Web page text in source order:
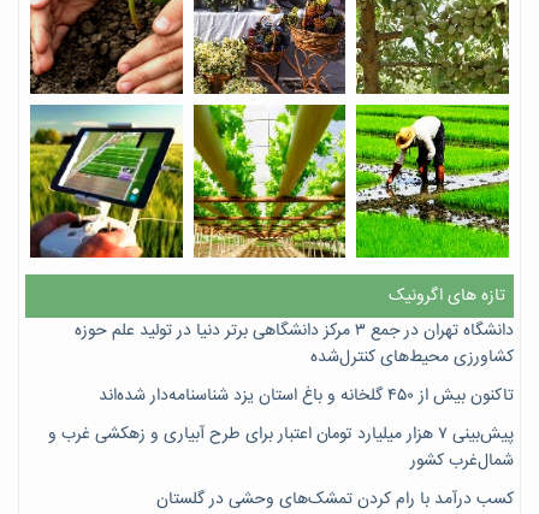
تازه های اگرونیک
دانشگاه تهران در جمع ۳ مرکز دانشگاهی برتر دنیا در تولید علم حوزه
کشاورزی محیط‌های کنترل‌شده
تاکنون بیش از ۴۵۰ گلخانه و باغ استان یزد شناسنامه‌دار شده‌اند
پیش‌بینی ۷‌ هزار میلیارد تومان اعتبار برای طرح آبیاری و زهکشی غرب و
شمال‌غرب کشور
کسب درآمد با رام کردن تمشک‌های وحشی در گلستان